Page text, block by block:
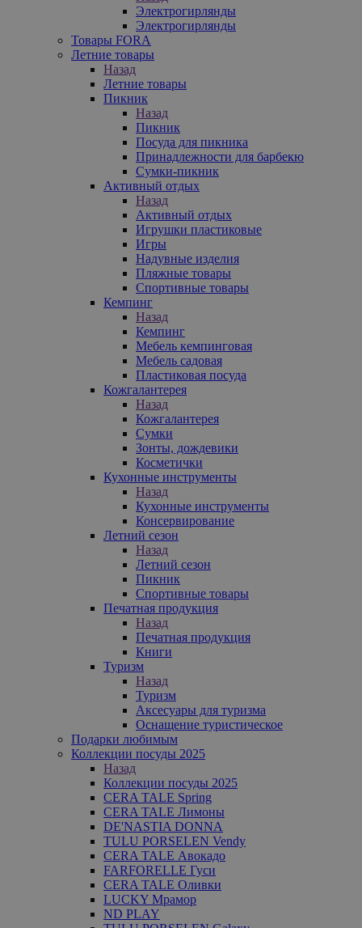
Электрогирлянды
Электрогирлянды
Товары FORA
Летние товары
Назад
Летние товары
Пикник
Назад
Пикник
Посуда для пикника
Принадлежности для барбекю
Сумки-пикник
Активный отдых
Назад
Активный отдых
Игрушки пластиковые
Игры
Надувные изделия
Пляжные товары
Спортивные товары
Кемпинг
Назад
Кемпинг
Мебель кемпинговая
Мебель садовая
Пластиковая посуда
Кожгалантерея
Назад
Кожгалантерея
Сумки
Зонты, дождевики
Косметички
Кухонные инструменты
Назад
Кухонные инструменты
Консервирование
Летний сезон
Назад
Летний сезон
Пикник
Спортивные товары
Печатная продукция
Назад
Печатная продукция
Книги
Туризм
Назад
Туризм
Аксесуары для туризма
Оснащение туристическое
Подарки любимым
Коллекции посуды 2025
Назад
Коллекции посуды 2025
CERA TALE Spring
CERA TALE Лимоны
DE'NASTIA DONNA
TULU PORSELEN Vendy
CERA TALE Авокадо
FARFORELLE Гуси
CERA TALE Оливки
LUCKY Мрамор
ND PLAY